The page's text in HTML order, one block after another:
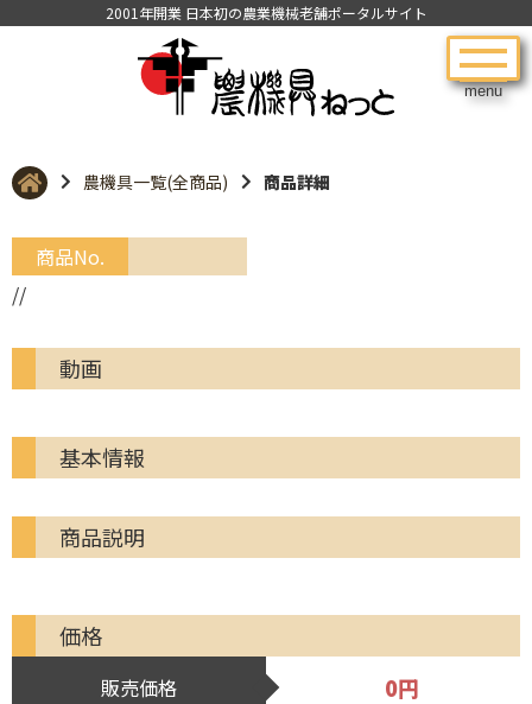
menu
2001年開業 日本初の農業機械老舗ポータルサイト
農機具一覧(全商品) 商品詳細
商品No.
//
動画
基本情報
商品説明
価格
販売価格 0円